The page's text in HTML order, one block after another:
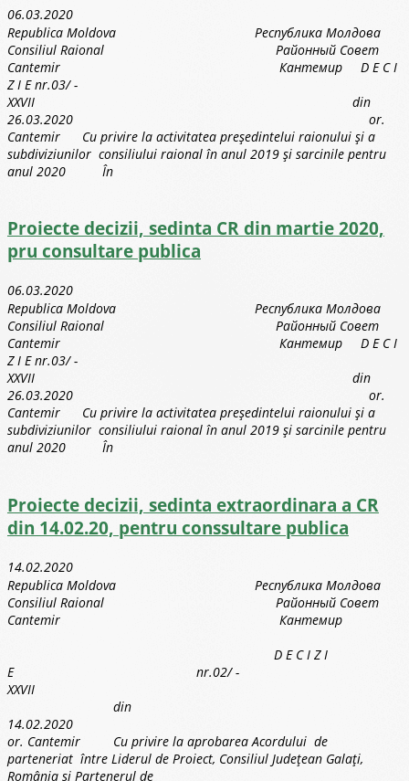
06.03.2020
Republica Moldova Республика Молдова
Consiliul Raional Районный Совет
Cantemir Кантемир D E C I
Z I E nr.03/ -
XXVII din
26.03.2020 or.
Cantemir Cu privire la activitatea preşedintelui raionului şi a
subdiviziunilor consiliului raional în anul 2019 şi sarcinile pentru
anul 2020 În
Proiecte decizii, sedinta CR din martie 2020,
pru consultare publica
06.03.2020
Republica Moldova Республика Молдова
Consiliul Raional Районный Совет
Cantemir Кантемир D E C I
Z I E nr.03/ -
XXVII din
26.03.2020 or.
Cantemir Cu privire la activitatea preşedintelui raionului şi a
subdiviziunilor consiliului raional în anul 2019 şi sarcinile pentru
anul 2020 În
Proiecte decizii, sedinta extraordinara a CR
din 14.02.20, pentru conssultare publica
14.02.2020
Republica Moldova Республика Молдова
Consiliul Raional Районный Совет
Cantemir Кантемир
D E C I Z I
E nr.02/ -
XXVII
din
14.02.2020
or. Cantemir Cu privire la aprobarea Acordului de
parteneriat între Liderul de Proiect, Consiliul Judeţean Galaţi,
România şi Partenerul de